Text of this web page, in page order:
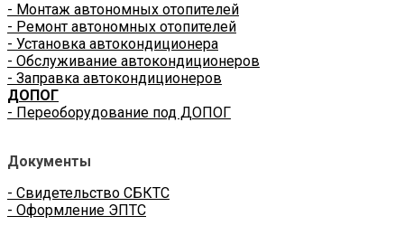
- Монтаж автономных отопителей
- Ремонт автономных отопителей
- Установка автокондиционера
- Обслуживание автокондиционеров
- Заправка автокондиционеров
ДОПОГ
- Переоборудование под ДОПОГ
Документы
- Свидетельство СБКТС
- Оформление ЭПТС